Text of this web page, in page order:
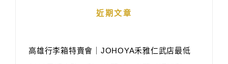
近期文章
高雄行李箱特賣會｜JOHOYA禾雅仁武店最低